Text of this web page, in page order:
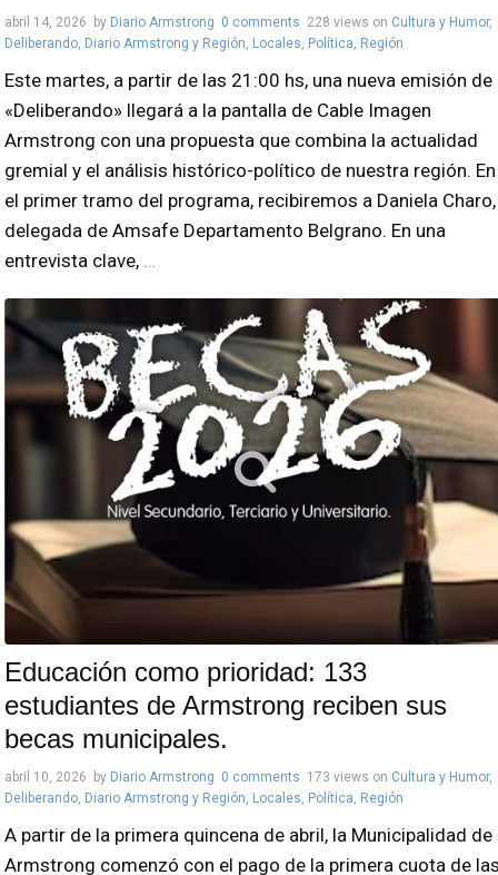
abril 14, 2026 by Diario Armstrong 0 comments 228 views on Cultura y Humor,
Deliberando Diario Armstrong y Región Locales Política Región
Este martes, a partir de las 21:00 hs, una nueva emisión de
«Deliberando» llegará a la pantalla de Cable Imagen
Armstrong con una propuesta que combina la actualidad
gremial y el análisis histórico-político de nuestra región. En
el primer tramo del programa, recibiremos a Daniela Charo,
delegada de Amsafe Departamento Belgrano. En una
entrevista clave,
Educación como prioridad: 133
estudiantes de Armstrong reciben sus
becas municipales.
abril 10, 2026 by Diario Armstrong 0 comments 173 views on Cultura y Humor,
Deliberando, Diario Armstrong y Región, Locales, Política, Región
A partir de la primera quincena de abril, la Municipalidad de
Armstrong comenzó con el pago de la primera cuota de